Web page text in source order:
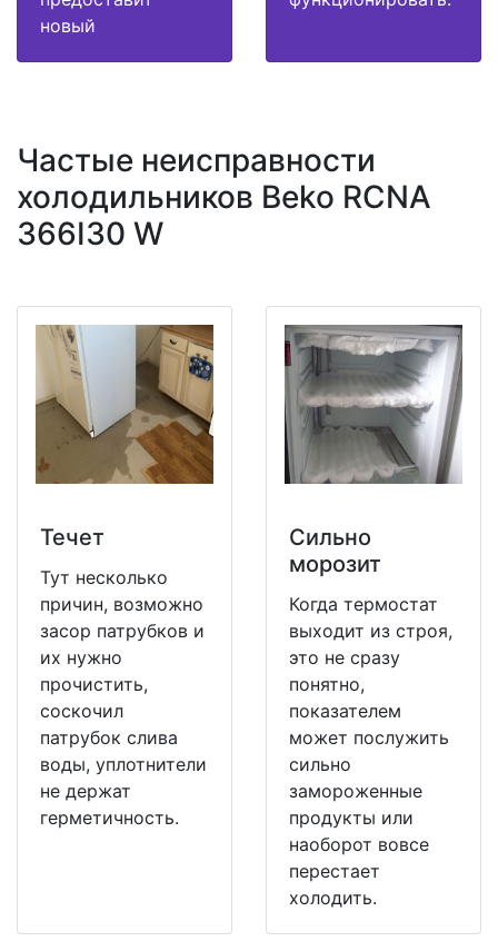
новый
Частые неисправности
холодильников Beko RCNA
366I30 W
Течет
Тут несколько
причин, возможно
засор патрубков и
их нужно
прочистить,
соскочил
патрубок слива
воды, уплотнители
не держат
герметичность.
Сильно
морозит
Когда термостат
выходит из строя,
это не сразу
понятно,
показателем
может послужить
сильно
замороженные
продукты или
наоборот вовсе
перестает
холодить.